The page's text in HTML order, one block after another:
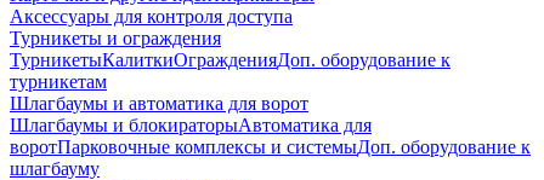
Аксессуары для контроля доступа
Турникеты и ограждения
ТурникетыКалиткиОгражденияДоп. оборудование к
турникетам
Шлагбаумы и автоматика для ворот
Шлагбаумы и блокираторыАвтоматика для
воротПарковочные комплексы и системыДоп. оборудование к
шлагбауму